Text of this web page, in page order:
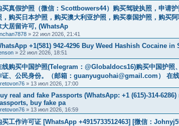
买真假护照（微信：Scottbowers44）购买驾驶执照，申请
，购买日本护照，购买澳大利亚护照，购买泰国护照，购买
大居留许可, (WhatsAp
» 22 июл 2026, 21:41
+1(581) 942-4296 Buy Weed Hashish Cocaine
» 22 июл 2026, 18:51
线购买中国护照(Telegram：@Globaldocs16)购买中国护照
证、公民身份。（邮箱： guanyuguohai@gmail.com ） 在
» 13 июл 2026, 17:00
real and fake Passports (WhatsApp: +1 (615)-314-
buy fake pa
» 13 июл 2026, 16:59
买工作许可证 [WhatsApp +4915733512463] [微信：